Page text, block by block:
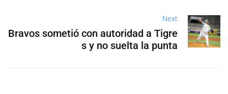
Next
Bravos sometió con autoridad a Tigre
s y no suelta la punta